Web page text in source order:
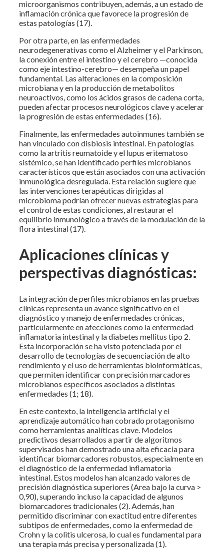
microorganismos contribuyen, además, a un estado de
inflamación crónica que favorece la progresión de
estas patologías (17).
Por otra parte, en las enfermedades
neurodegenerativas como el Alzheimer y el Parkinson,
la conexión entre el intestino y el cerebro —conocida
como eje intestino-cerebro— desempeña un papel
fundamental. Las alteraciones en la composición
microbiana y en la producción de metabolitos
neuroactivos, como los ácidos grasos de cadena corta,
pueden afectar procesos neurológicos clave y acelerar
la progresión de estas enfermedades (16).
Finalmente, las enfermedades autoinmunes también se
han vinculado con disbiosis intestinal. En patologías
como la artritis reumatoide y el lupus eritematoso
sistémico, se han identificado perfiles microbianos
característicos que están asociados con una activación
inmunológica desregulada. Esta relación sugiere que
las intervenciones terapéuticas dirigidas al
microbioma podrían ofrecer nuevas estrategias para
el control de estas condiciones, al restaurar el
equilibrio inmunológico a través de la modulación de la
flora intestinal (17).
Aplicaciones clínicas y
perspectivas diagnósticas:
La integración de perfiles microbianos en las pruebas
clínicas representa un avance significativo en el
diagnóstico y manejo de enfermedades crónicas,
particularmente en afecciones como la enfermedad
inflamatoria intestinal y la diabetes mellitus tipo 2.
Esta incorporación se ha visto potenciada por el
desarrollo de tecnologías de secuenciación de alto
rendimiento y el uso de herramientas bioinformáticas,
que permiten identificar con precisión marcadores
microbianos específicos asociados a distintas
enfermedades (1; 18).
En este contexto, la inteligencia artificial y el
aprendizaje automático han cobrado protagonismo
como herramientas analíticas clave. Modelos
predictivos desarrollados a partir de algoritmos
supervisados han demostrado una alta eficacia para
identificar biomarcadores robustos, especialmente en
el diagnóstico de la enfermedad inflamatoria
intestinal. Estos modelos han alcanzado valores de
precisión diagnóstica superiores (Area bajo la curva >
0,90), superando incluso la capacidad de algunos
biomarcadores tradicionales (2). Además, han
permitido discriminar con exactitud entre diferentes
subtipos de enfermedades, como la enfermedad de
Crohn y la colitis ulcerosa, lo cual es fundamental para
una terapia más precisa y personalizada (1).